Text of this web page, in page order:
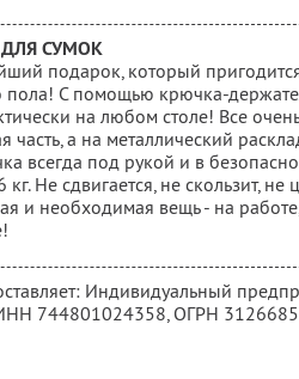
СУМОК
подарок, который
пола! С помощью крючка-
на любом столе! Все
часть, а на металлический
всегда под рукой и в
кг. Не сдвигается, не скользит, не
и необходимая вещь - на
Индивидуальный
744801024358, ОГРН